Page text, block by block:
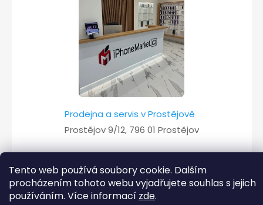
Tento web používá soubory cookie. Dalším
procházením tohoto webu vyjadřujete souhlas s jejich
používáním. Více informací zde.
Prodejna a servis v Prostějově
Prostějov 9/12, 796 01 Prostějov